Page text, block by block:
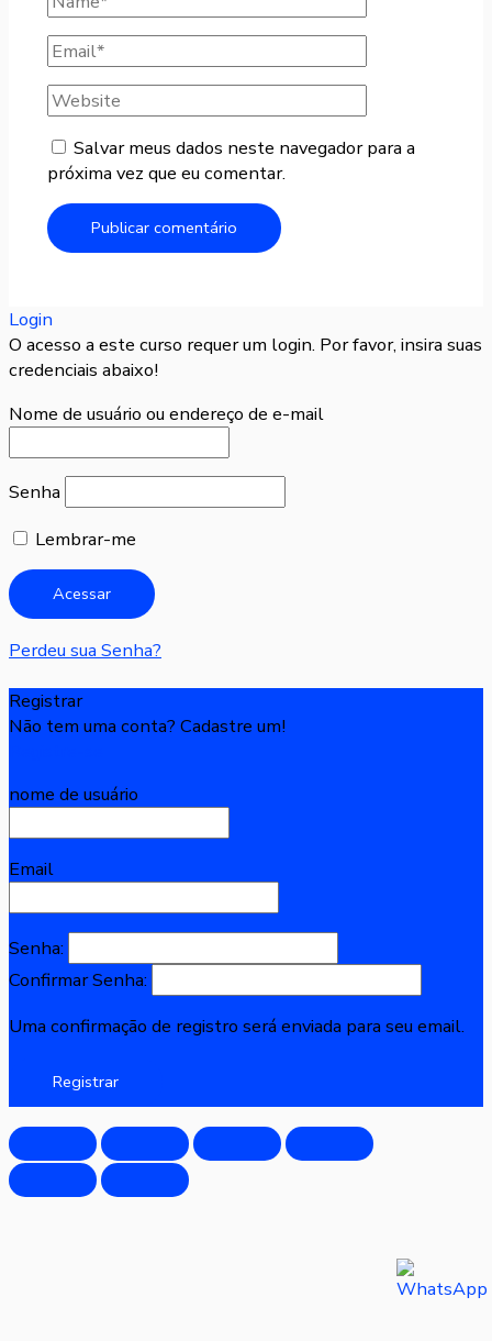
Salvar meus dados neste navegador para a
próxima vez que eu comentar.
Login
O acesso a este curso requer um login. Por favor, insira suas
credenciais abaixo!
Nome de usuário ou endereço de e-mail
Senha
Lembrar-me
Perdeu sua Senha?
Registrar
Não tem uma conta? Cadastre um!
nome de usuário
Email
Senha:
Confirmar Senha:
Uma confirmação de registro será enviada para seu email.